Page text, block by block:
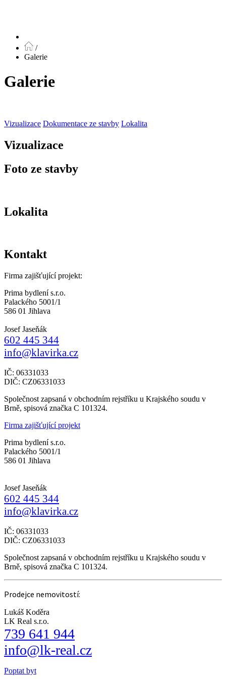
/
Galerie
Galerie
Vizualizace Dokumentace ze stavby Lokalita
Vizualizace
Foto ze stavby
Lokalita
Kontakt
Firma zajišťující projekt:
Prima bydlení s.r.o.
Palackého 5001/1
586 01 Jihlava
Josef Jaseňák
602 445 344
info@klavirka.cz
IČ: 06331033
DIČ: CZ06331033
Společnost zapsaná v obchodním rejstříku u Krajského soudu v
Brně, spisová značka C 101324.
Firma zajišťující projekt
Prima bydlení s.r.o.
Palackého 5001/1
586 01 Jihlava
Josef Jaseňák
602 445 344
info@klavirka.cz
IČ: 06331033
DIČ: CZ06331033
Společnost zapsaná v obchodním rejstříku u Krajského soudu v
Brně, spisová značka C 101324.
Prodejce nemovitostí:
Lukáš Koděra
LK Real s.r.o.
739 641 944
info@lk-real.cz
Poptat byt